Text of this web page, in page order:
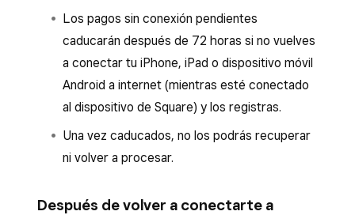
Los pagos sin conexión pendientes
caducarán después de 72 horas si no vuelves
a conectar tu iPhone, iPad o dispositivo móvil
Android a internet (mientras esté conectado
al dispositivo de Square) y los registras.
Una vez caducados, no los podrás recuperar
ni volver a procesar.
Después de volver a conectarte a